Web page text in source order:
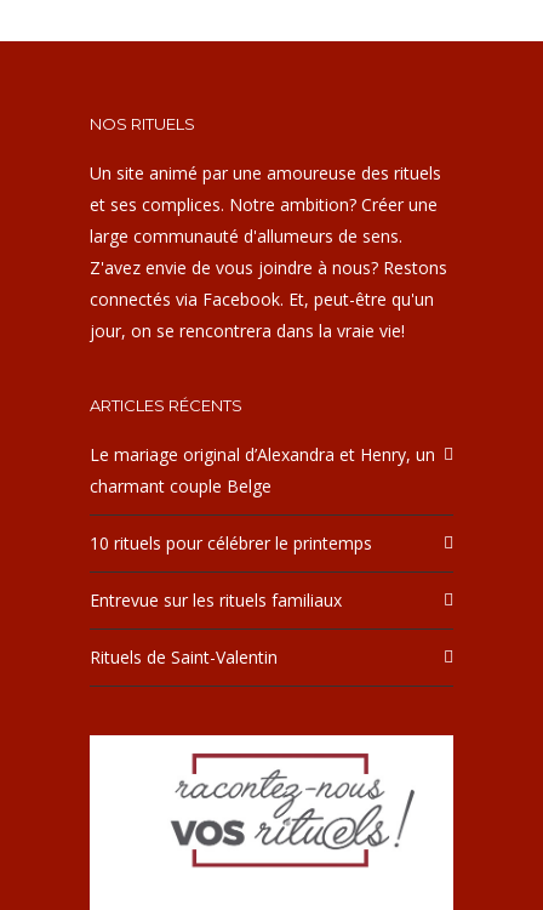
NOS RITUELS
Un site animé par une amoureuse des rituels
et ses complices. Notre ambition? Créer une
large communauté d'allumeurs de sens.
Z'avez envie de vous joindre à nous? Restons
connectés via Facebook. Et, peut-être qu'un
jour, on se rencontrera dans la vraie vie!
ARTICLES RÉCENTS
Le mariage original d’Alexandra et Henry, un
charmant couple Belge
10 rituels pour célébrer le printemps
Entrevue sur les rituels familiaux
Rituels de Saint-Valentin